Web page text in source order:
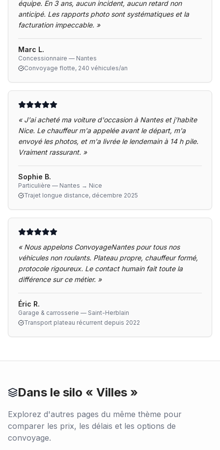
équipe. En 3 ans, aucun incident, aucun retard non
anticipé. Les rapports photo sont systématiques et la
facturation impeccable. »
Marc L.
Concessionnaire — Nantes
Convoyage flotte, 240 véhicules/an
« J'ai acheté ma voiture d'occasion à Nantes et j'habite
Nice. Le chauffeur m'a appelée avant le départ, m'a
envoyé les photos, et m'a livrée le lendemain à 14 h pile.
Vraiment rassurant. »
Sophie B.
Particulière — Nantes → Nice
Trajet longue distance, décembre 2025
« Nous appelons ConvoyageNantes pour tous nos
véhicules non roulants. Plateau propre, chauffeur formé,
protocole rigoureux. Le contact humain fait toute la
différence sur ce métier. »
Éric R.
Garage & carrosserie — Saint-Herblain
Transport plateau récurrent depuis 2022
Dans le silo « Villes »
Explorez d'autres pages du même thème pour
comparer les prix, les délais et les options de
convoyage.